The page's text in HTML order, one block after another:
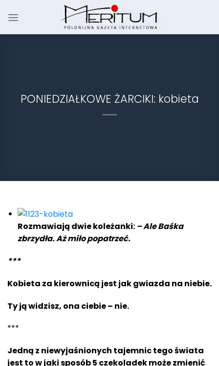
PONIEDZIAŁKOWE ŻARCIKI: kobieta
Rozmawiają dwie koleżanki:– Ale Baśka
zbrzydła. Aż miło popatrzeć.
***
Kobieta za kierownicą jest jak gwiazda na niebie.
Ty ją widzisz, ona ciebie – nie.
***
Jedną z niewyjaśnionych tajemnic tego świata
jest to w jaki sposób 5 czekoladek może zmienić